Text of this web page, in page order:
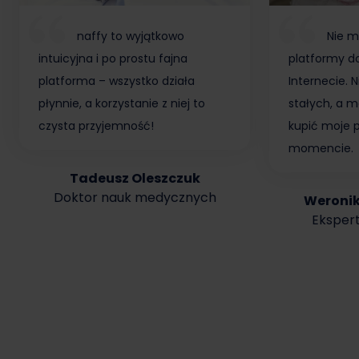
naffy to wyjątkowo
intuicyjna i po prostu fajna
platforma – wszystko działa
płynnie, a korzystanie z niej to
czysta przyjemność!
Tadeusz Oleszczuk
Doktor nauk medycznych
Nie
platformy
Internecie.
stałych, a
kupić moje
momencie.